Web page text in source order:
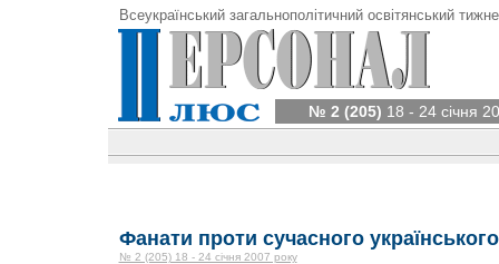
Всеукраїнський загальнополітичний освітянський
№ 2 (205) 18 - 24 січня
Фанати проти сучасного
№ 2 (205) 18 - 24 січня 2007 року